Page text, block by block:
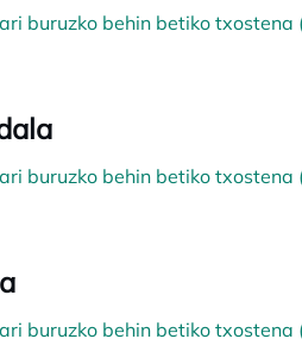
buruzko behin betiko txostena
buruzko behin betiko txostena
buruzko behin betiko txostena